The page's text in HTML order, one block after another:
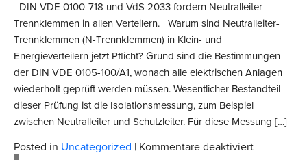
DIN VDE 0100-718 und VdS 2033 fordern Neutralleiter-
Trennklemmen in allen Verteilern. Warum sind Neutralleiter-
Trennklemmen (N-Trennklemmen) in Klein- und
Energieverteilern jetzt Pflicht? Grund sind die Bestimmungen
der DIN VDE 0105-100/A1, wonach alle elektrischen Anlagen
wiederholt geprüft werden müssen. Wesentlicher Bestandteil
dieser Prüfung ist die Isolationsmessung, zum Beispiel
zwischen Neutralleiter und Schutzleiter. Für diese Messung […]
Posted in Uncategorized | Kommentare deaktiviertfür